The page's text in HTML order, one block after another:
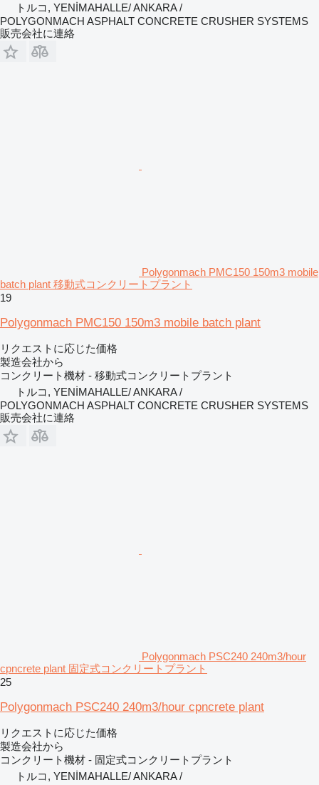
トルコ, YENİMAHALLE/ ANKARA /
POLYGONMACH ASPHALT CONCRETE CRUSHER SYSTEMS
販売会社に連絡
Polygonmach PMC150 150m3 mobile
batch plant 移動式コンクリートプラント
19
Polygonmach PMC150 150m3 mobile batch plant
リクエストに応じた価格
製造会社から
コンクリート機材 - 移動式コンクリートプラント
トルコ, YENİMAHALLE/ ANKARA /
POLYGONMACH ASPHALT CONCRETE CRUSHER SYSTEMS
販売会社に連絡
Polygonmach PSC240 240m3/hour
cpncrete plant 固定式コンクリートプラント
25
Polygonmach PSC240 240m3/hour cpncrete plant
リクエストに応じた価格
製造会社から
コンクリート機材 - 固定式コンクリートプラント
トルコ, YENİMAHALLE/ ANKARA /